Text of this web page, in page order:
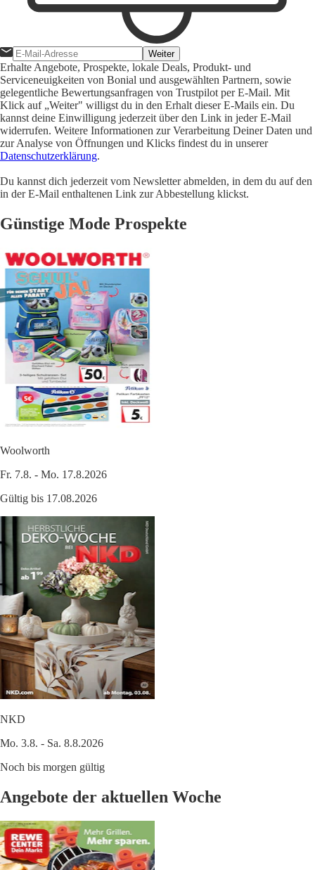
Weiter
Erhalte Angebote, Prospekte, lokale Deals, Produkt- und
Serviceneuigkeiten von Bonial und ausgewählten Partnern, sowie
gelegentliche Bewertungsanfragen von Trustpilot per E-Mail. Mit
Klick auf „Weiter" willigst du in den Erhalt dieser E-Mails ein. Du
kannst deine Einwilligung jederzeit über den Link in jeder E-Mail
widerrufen. Weitere Informationen zur Verarbeitung Deiner Daten und
zur Analyse von Öffnungen und Klicks findest du in unserer
Datenschutzerklärung.
Du kannst dich jederzeit vom Newsletter abmelden, in dem du auf den
in der E-Mail enthaltenen Link zur Abbestellung klickst.
Günstige Mode Prospekte
Woolworth
Fr. 7.8. - Mo. 17.8.2026
Gültig bis 17.08.2026
NKD
Mo. 3.8. - Sa. 8.8.2026
Noch bis morgen gültig
Angebote der aktuellen Woche